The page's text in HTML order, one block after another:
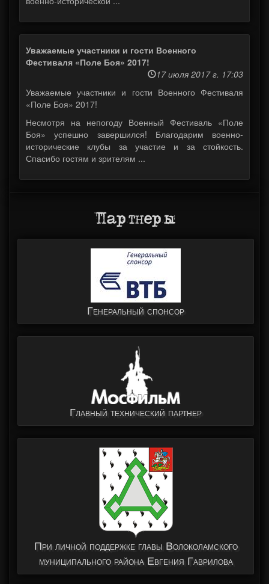
Уважаемые участники и гости Военного
Фестиваля «Поле Боя» 2017!
17 июля 2017 г. 17:03
Уважаемые участники и гости Военного Фестиваля
«Поле Боя» 2017!
Несмотря на непогоду Военный Фестиваль «Поле
Боя» успешно завершился! Благодарим военно-
исторические клубы за участие и за стойкость.
Спасибо гостям и зрителям ...
Партнеры
Генеральный спонсор
Главный технический партнер
При личной поддержке главы Волоколамского
муниципального района Евгения Гаврилова